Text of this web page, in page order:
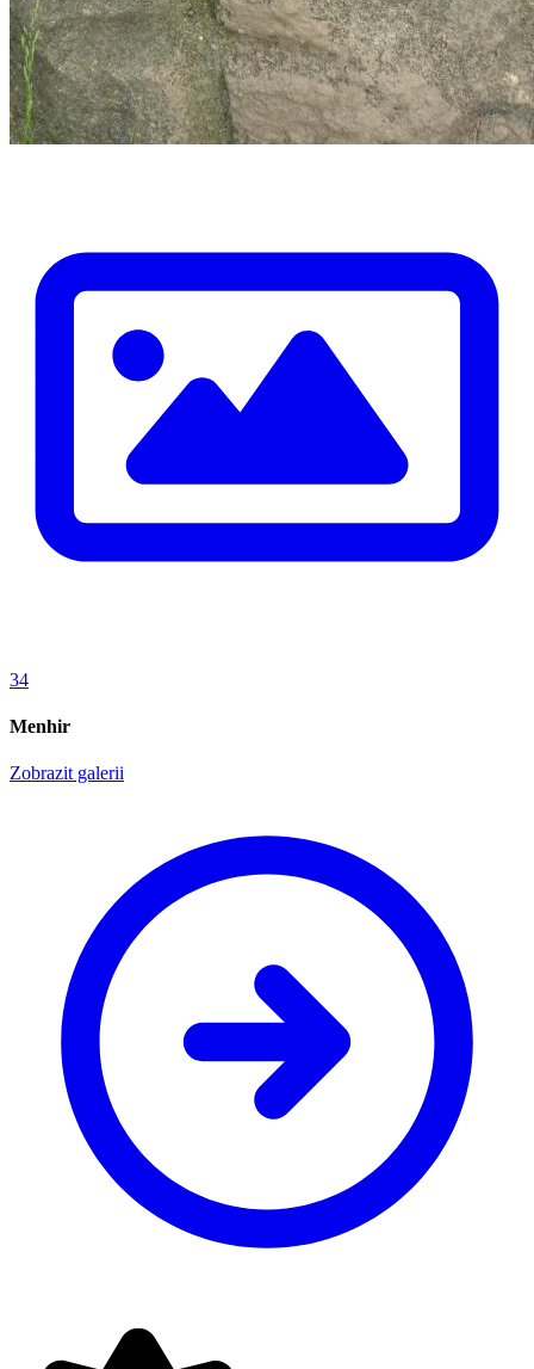
34
Menhir
Zobrazit galerii